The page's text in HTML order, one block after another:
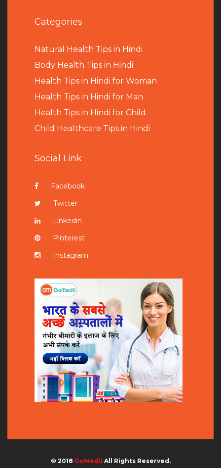
Categories
Natural Health Tips in Hindi
Body Health Tips in Hindi
Health Tips in Hindi for Woman
Health Tips in Hindi for Man
Health Tips in Hindi for Child
Child Healthcare Tips in Hindi
Social Link
Facebook
Twitter
Linkedin
Pinterest
Instagram
© 2018 GoMedii All Rights Reserved.